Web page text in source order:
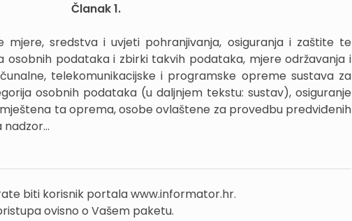
Članak 1.
mjere, sredstva i uvjeti pohranjivanja, osiguranja i zaštite te
osobnih podataka i zbirki takvih podataka, mjere održavanja i
telekomunikacijske i programske opreme sustava za
osobnih podataka (u daljnjem tekstu: sustav), osiguranje
ta oprema, osobe ovlaštene za provedbu predviđenih
biti korisnik portala www.informator.hr.
ovisno o Vašem paketu.